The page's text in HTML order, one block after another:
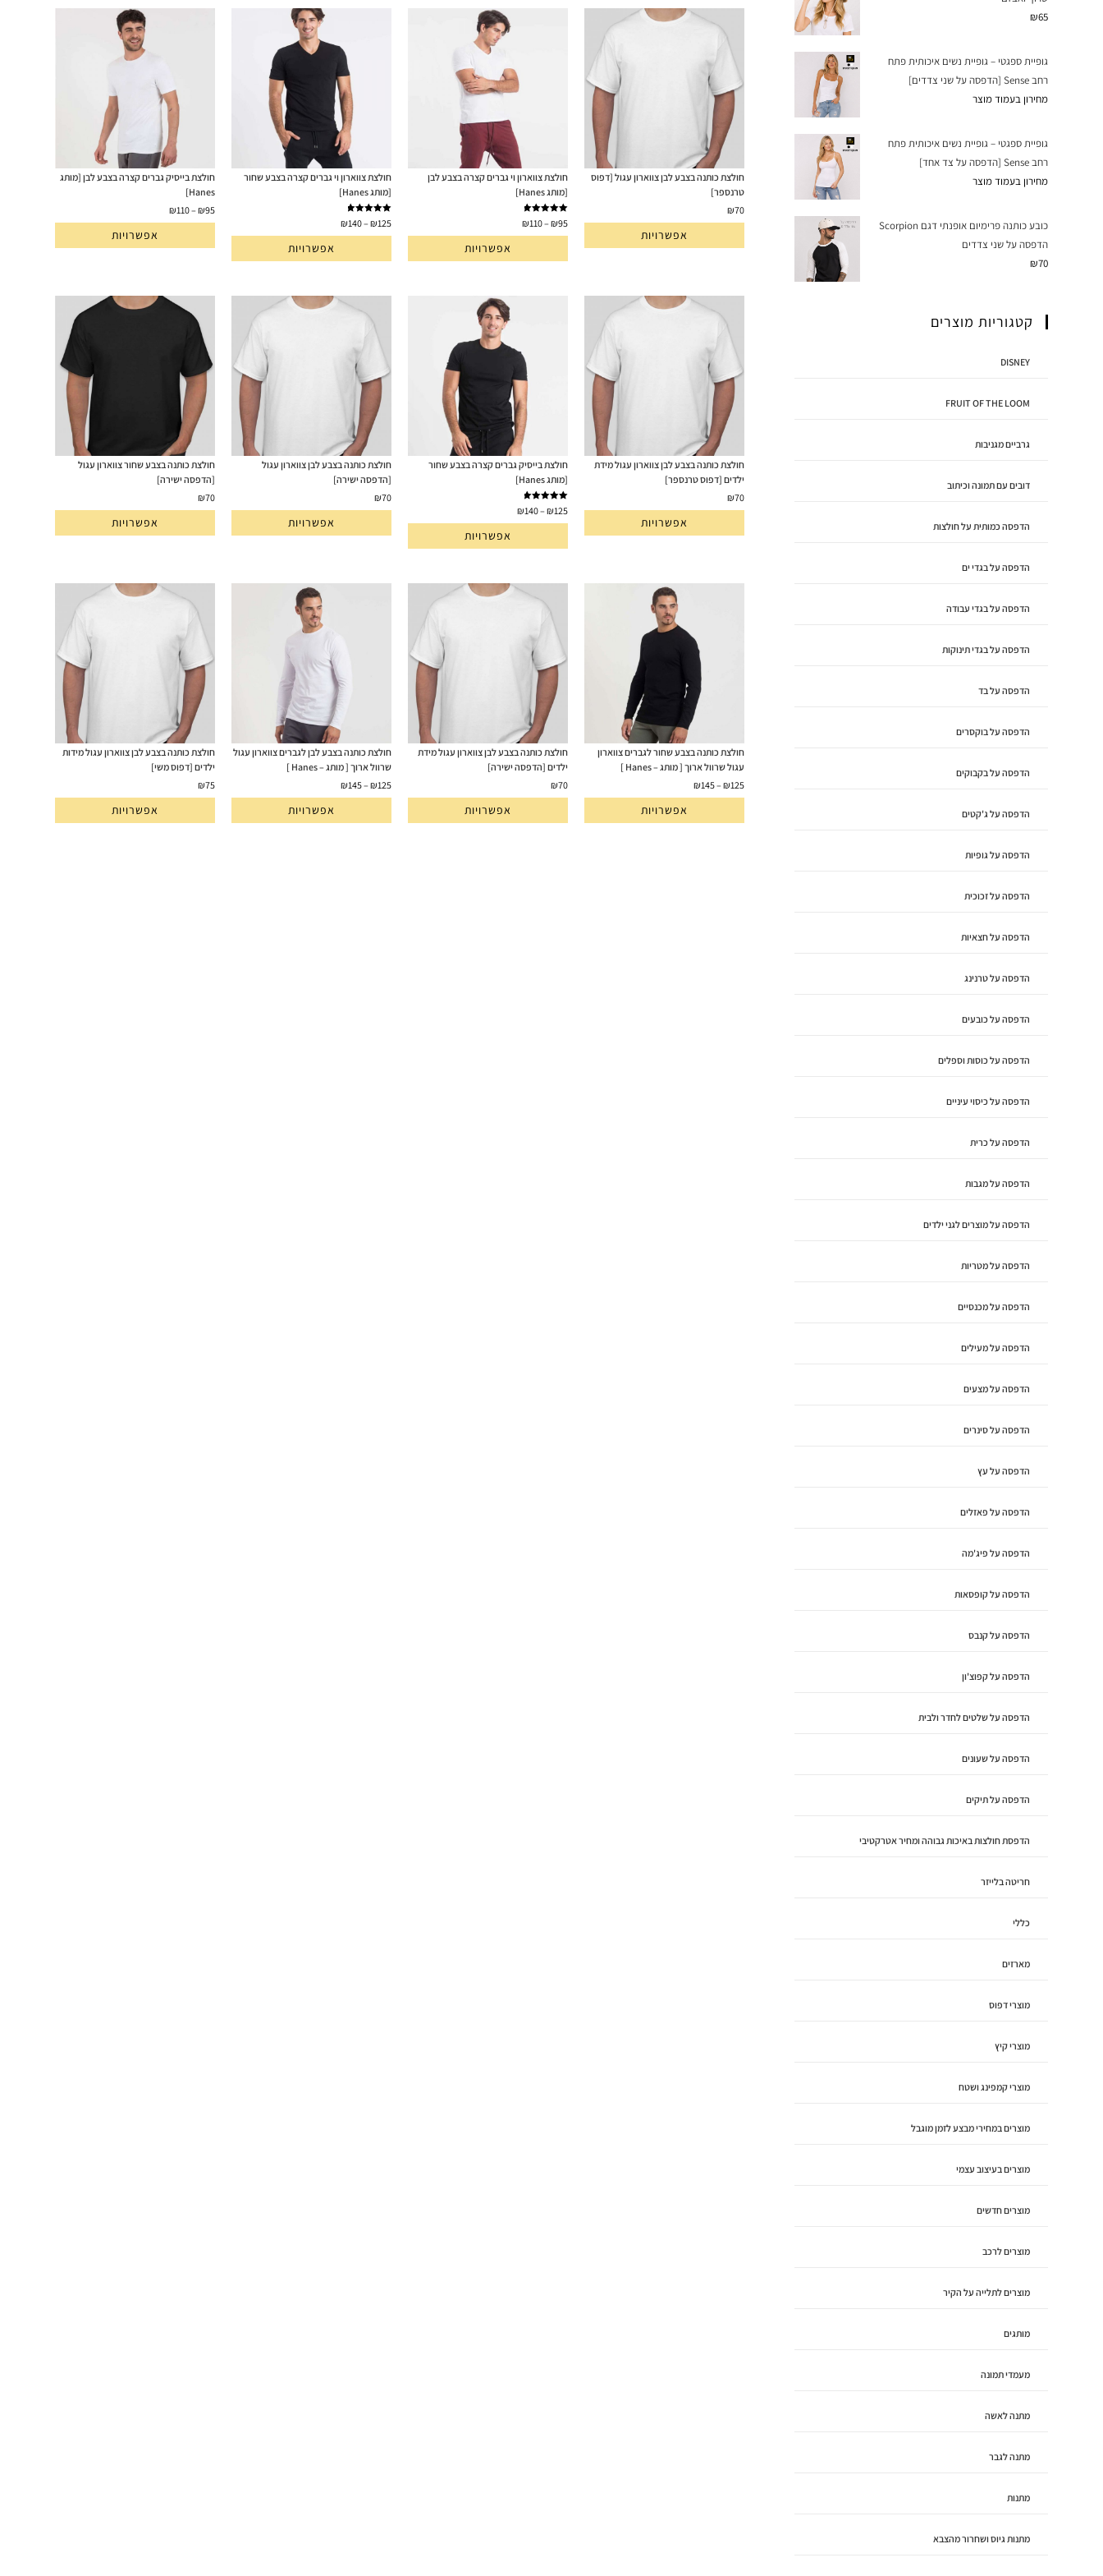
חולצת כותנה בצבע לבן צווארון עגול [דפוס
טרנספר]
₪70
אפשרויות
חולצת צווארון וי גברים קצרה בצבע לבן
[מותג Hanes]
דורג5.00₪95
–
₪110
אפשרויות
חולצת צווארון וי גברים קצרה בצבע שחור
[מותג Hanes]
דורג5.00
₪125
–
₪140
אפשרויות
חולצת בייסיק גברים קצרה בצבע לבן [מותג
Hanes]
₪95
–
₪110
אפשרויות
חולצת כותנה בצבע לבן צווארון עגול מידת
ילדים [דפוס טרנספר]
₪70
אפשרויות
חולצת בייסיק גברים קצרה בצבע שחור
[מותג Hanes]
דורג5.00
₪125
–
₪140
אפשרויות
חולצת כותנה בצבע לבן צווארון עגול
[הדפסה ישירה]
₪70
אפשרויות
חולצת כותנה בצבע שחור צווארון עגול
[הדפסה ישירה]
₪70
אפשרויות
חולצת כותנה בצבע שחור לגברים צווארון
עגול שרוול ארוך [ מותג – Hanes ]
₪125
–
₪145
אפשרויות
חולצת כותנה בצבע לבן צווארון עגול מידת
ילדים [הדפסה ישירה]
₪70
אפשרויות
חולצת כותנה בצבע לבן לגברים צווארון עגול
שרוול ארוך [ מותג – Hanes ]
₪125
–
₪145
אפשרויות
חולצת כותנה בצבע לבן צווארון עגול מידות
ילדים [דפוס משי]
₪75
אפשרויות
₪65
גופיית ספגטי – גופיית נשים איכותית פתח
רחב Sense [הדפסה על שני צדדים]
מחירון בעמוד מוצר
גופיית ספגטי – גופיית נשים איכותית פתח
רחב Sense [הדפסה על צד אחד]
מחירון בעמוד מוצר
כובע כותנה פרימיום אופנתי דגם Scorpion
הדפסה על שני צדדים
₪70
קטגוריות מוצרים
DISNEY
FRUIT OF THE LOOM
גרביים מגניבות
דובים עם תמונה וכיתוב
הדפסה כמותית על חולצות
הדפסה על בגדי ים
הדפסה על בגדי עבודה
הדפסה על בגדי תינוקות
הדפסה על בד
הדפסה על בוקסרים
הדפסה על בקבוקים
הדפסה על ג'קטים
הדפסה על גופיות
הדפסה על זכוכית
הדפסה על חצאיות
הדפסה על טרנינג
הדפסה על כובעים
הדפסה על כוסות וספלים
הדפסה על כיסוי עיניים
הדפסה על כרית
הדפסה על מגבות
הדפסה על מוצרים לגני ילדים
הדפסה על מטריות
הדפסה על מכנסיים
הדפסה על מעילים
הדפסה על מצעים
הדפסה על סינרים
הדפסה על עץ
הדפסה על פאזלים
הדפסה על פיג'מה
הדפסה על קופסאות
הדפסה על קנבס
הדפסה על קפוצ'ון
הדפסה על שלטים לחדר ולבית
הדפסה על שעונים
הדפסה על תיקים
הדפסת חולצות באיכות גבוהה ומחיר אטרקטיבי
חריטה בלייזר
כללי
מארזים
מוצרי דפוס
מוצרי קיץ
מוצרי קמפינג ושטח
מוצרים במחירי מבצע לזמן מוגבל
מוצרים בעיצוב עצמי
מוצרים חדשים
מוצרים לרכב
מוצרים לתלייה על הקיר
מותגים
מעמדי תמונה
מתנה לאשה
מתנה לגבר
מתנות
מתנות גיוס ושחרור מהצבא